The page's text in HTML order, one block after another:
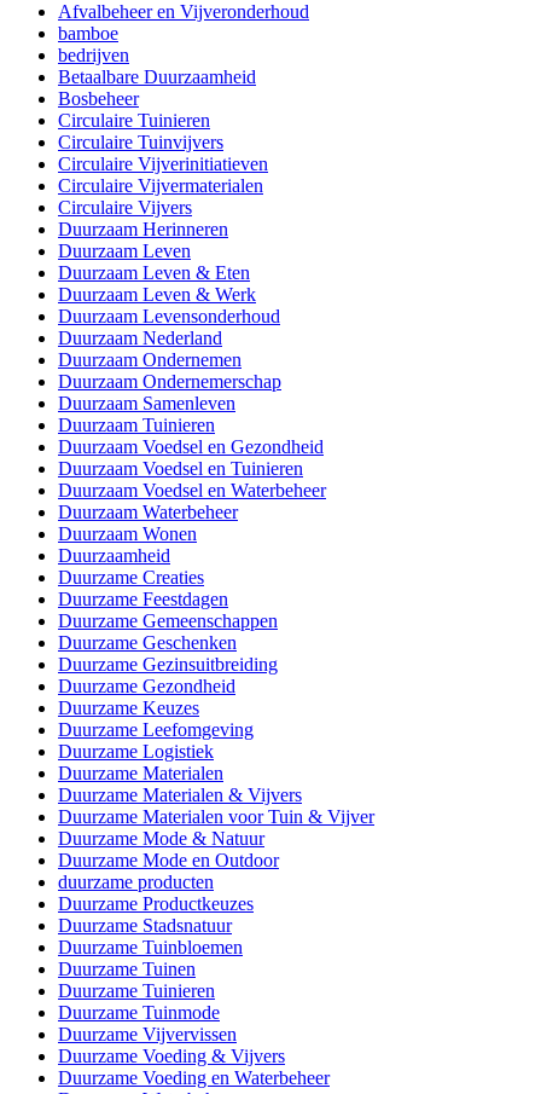
Afvalbeheer en Vijveronderhoud
bamboe
bedrijven
Betaalbare Duurzaamheid
Bosbeheer
Circulaire Tuinieren
Circulaire Tuinvijvers
Circulaire Vijverinitiatieven
Circulaire Vijvermaterialen
Circulaire Vijvers
Duurzaam Herinneren
Duurzaam Leven
Duurzaam Leven & Eten
Duurzaam Leven & Werk
Duurzaam Levensonderhoud
Duurzaam Nederland
Duurzaam Ondernemen
Duurzaam Ondernemerschap
Duurzaam Samenleven
Duurzaam Tuinieren
Duurzaam Voedsel en Gezondheid
Duurzaam Voedsel en Tuinieren
Duurzaam Voedsel en Waterbeheer
Duurzaam Waterbeheer
Duurzaam Wonen
Duurzaamheid
Duurzame Creaties
Duurzame Feestdagen
Duurzame Gemeenschappen
Duurzame Geschenken
Duurzame Gezinsuitbreiding
Duurzame Gezondheid
Duurzame Keuzes
Duurzame Leefomgeving
Duurzame Logistiek
Duurzame Materialen
Duurzame Materialen & Vijvers
Duurzame Materialen voor Tuin & Vijver
Duurzame Mode & Natuur
Duurzame Mode en Outdoor
duurzame producten
Duurzame Productkeuzes
Duurzame Stadsnatuur
Duurzame Tuinbloemen
Duurzame Tuinen
Duurzame Tuinieren
Duurzame Tuinmode
Duurzame Vijvervissen
Duurzame Voeding & Vijvers
Duurzame Voeding en Waterbeheer